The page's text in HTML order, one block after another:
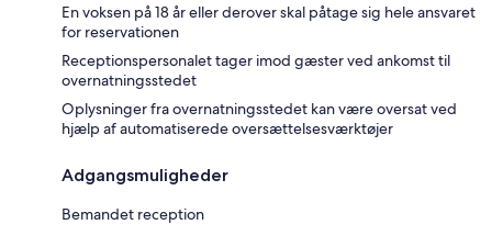
En voksen på 18 år eller derover skal påtage sig hele ansvaret
for reservationen
Receptionspersonalet tager imod gæster ved ankomst til
overnatningsstedet
Oplysninger fra overnatningsstedet kan være oversat ved
hjælp af automatiserede oversættelsesværktøjer
Adgangsmuligheder
Bemandet reception